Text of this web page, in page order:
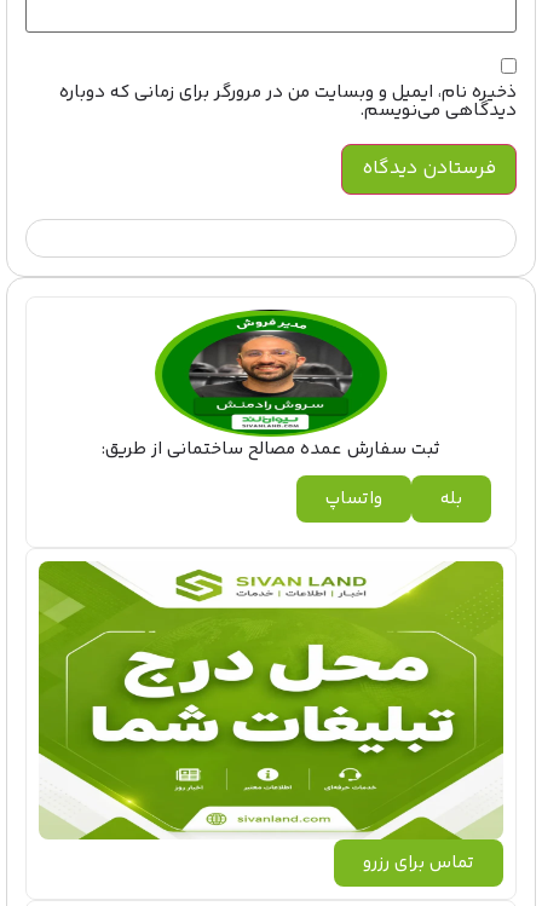
ذخیره نام، ایمیل و وبسایت من در مرورگر برای زمانی که دوباره
دیدگاهی می‌نویسم.
ثبت سفارش عمده مصالح ساختمانی از طریق:
بله
واتساپ
تماس برای رزرو